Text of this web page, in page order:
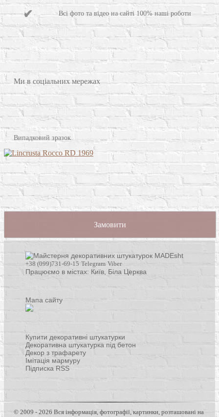
Всі фото та відео на сайті 100% наші роботи
Ми в соціальних мережах
Випадковий зразок
Замовити
+38 (099)731-69-15 Telegram Viber
Працюємо в містах: Київ, Біла Церква
Мапа сайту
Купити декоративні штукатурки
Декоративна штукатурка під бетон
Декор з трафарету
Імітація мармуру
Підписка RSS
© 2009 - 2026 Вся інформація, фотографії, картинки, розташовані на